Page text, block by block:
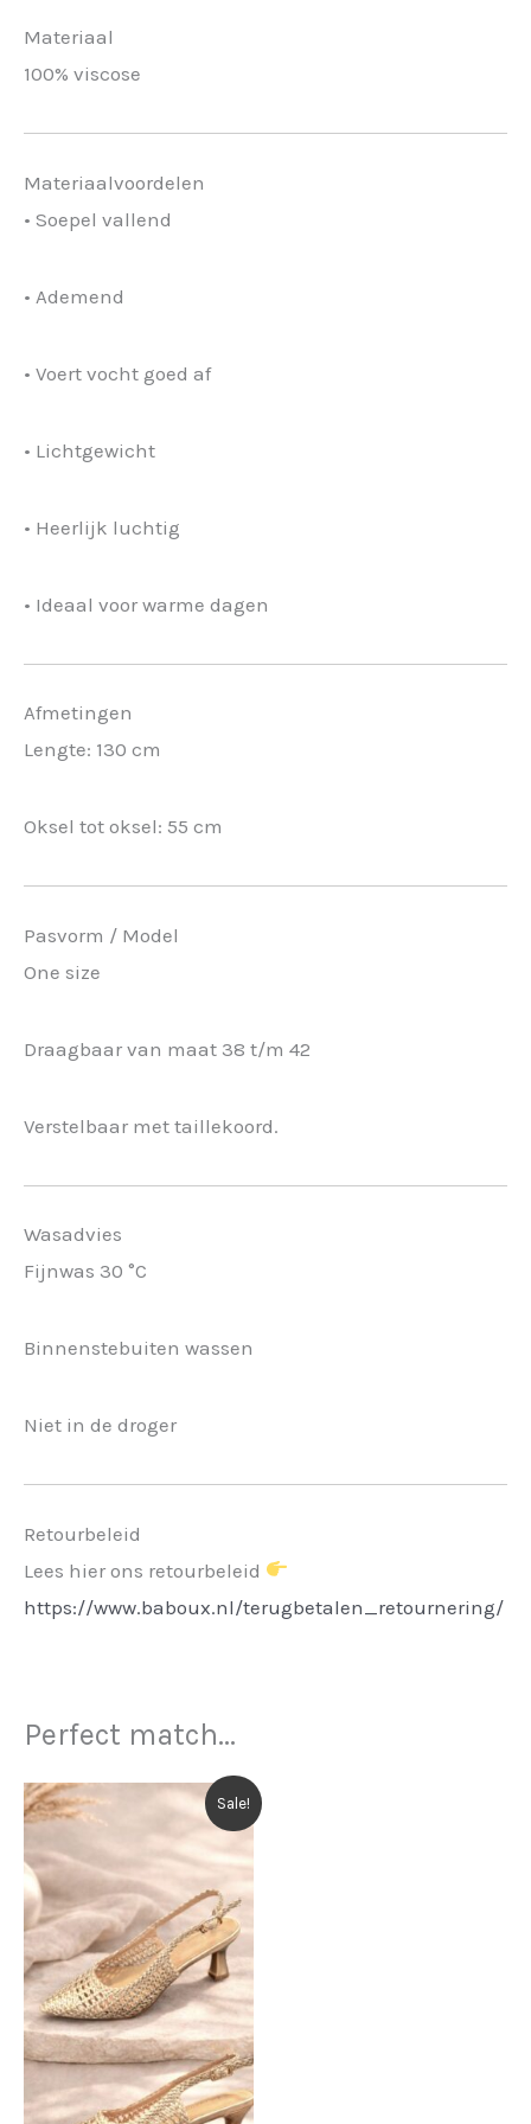
Materiaal
100% viscose
Materiaalvoordelen
• Soepel vallend
• Ademend
• Voert vocht goed af
• Lichtgewicht
• Heerlijk luchtig
• Ideaal voor warme dagen
Afmetingen
Lengte: 130 cm
Oksel tot oksel: 55 cm
Pasvorm / Model
One size
Draagbaar van maat 38 t/m 42
Verstelbaar met taillekoord.
Wasadvies
Fijnwas 30 °C
Binnenstebuiten wassen
Niet in de droger
Retourbeleid
Lees hier ons retourbeleid
https://www.baboux.nl/terugbetalen_retournering/
Perfect match...
Sale!